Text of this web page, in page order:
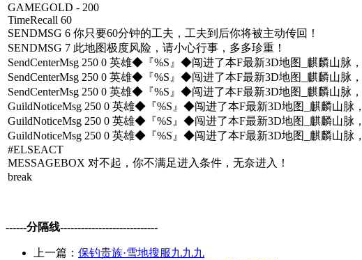
GAMEGOLD - 200
TimeRecall 60
SENDMSG 6 你只要60分钟的工夫，工夫到后你将被主动传回！
SENDMSG 7 此地图极度风险，请小心行事，多多珍重！
SendCenterMsg 250 0 英雄◆『%S』◆闯进了本F最新3D地图_麒麟山脉
SendCenterMsg 250 0 英雄◆『%S』◆闯进了本F最新3D地图_麒麟山脉
SendCenterMsg 250 0 英雄◆『%S』◆闯进了本F最新3D地图_麒麟山脉
GuildNoticeMsg 250 0 英雄◆『%S』◆闯进了本F最新3D地图_麒麟山脉
GuildNoticeMsg 250 0 英雄◆『%S』◆闯进了本F最新3D地图_麒麟山脉
GuildNoticeMsg 250 0 英雄◆『%S』◆闯进了本F最新3D地图_麒麟山脉
#ELSEACT
MESSAGEBOX 对不起，你不满足进入条件，无奈进入！
break
------分隔线----------------------------
上一篇： 保钓贵族·雪地搜服九九九